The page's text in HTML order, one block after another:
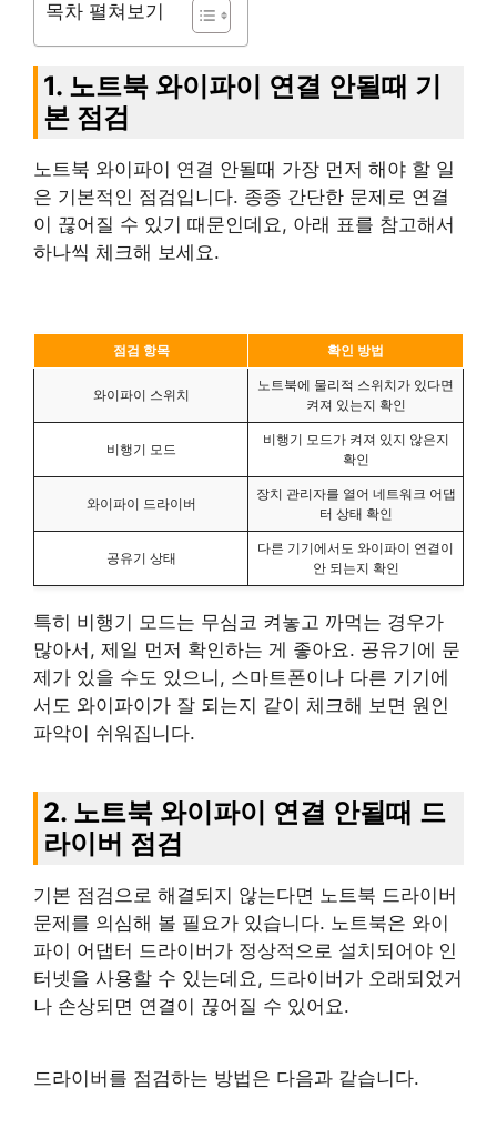
목차 펼쳐보기
1. 노트북 와이파이 연결 안될때 기
본 점검
노트북 와이파이 연결 안될때 가장 먼저 해야 할 일
은 기본적인 점검입니다. 종종 간단한 문제로 연결
이 끊어질 수 있기 때문인데요, 아래 표를 참고해서
하나씩 체크해 보세요.
점검 항목 확인 방법
와이파이 스위치
노트북에 물리적 스위치가 있다면
켜져 있는지 확인
비행기 모드
비행기 모드가 켜져 있지 않은지
확인
와이파이 드라이버
장치 관리자를 열어 네트워크 어댑
터 상태 확인
공유기 상태
다른 기기에서도 와이파이 연결이
안 되는지 확인
특히 비행기 모드는 무심코 켜놓고 까먹는 경우가
많아서, 제일 먼저 확인하는 게 좋아요. 공유기에 문
제가 있을 수도 있으니, 스마트폰이나 다른 기기에
서도 와이파이가 잘 되는지 같이 체크해 보면 원인
파악이 쉬워집니다.
2. 노트북 와이파이 연결 안될때 드
라이버 점검
기본 점검으로 해결되지 않는다면 노트북 드라이버
문제를 의심해 볼 필요가 있습니다. 노트북은 와이
파이 어댑터 드라이버가 정상적으로 설치되어야 인
터넷을 사용할 수 있는데요, 드라이버가 오래되었거
나 손상되면 연결이 끊어질 수 있어요.
드라이버를 점검하는 방법은 다음과 같습니다.